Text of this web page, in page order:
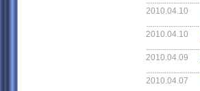
2010.04.10
2010.04.10
2010.04.09
2010.04.07